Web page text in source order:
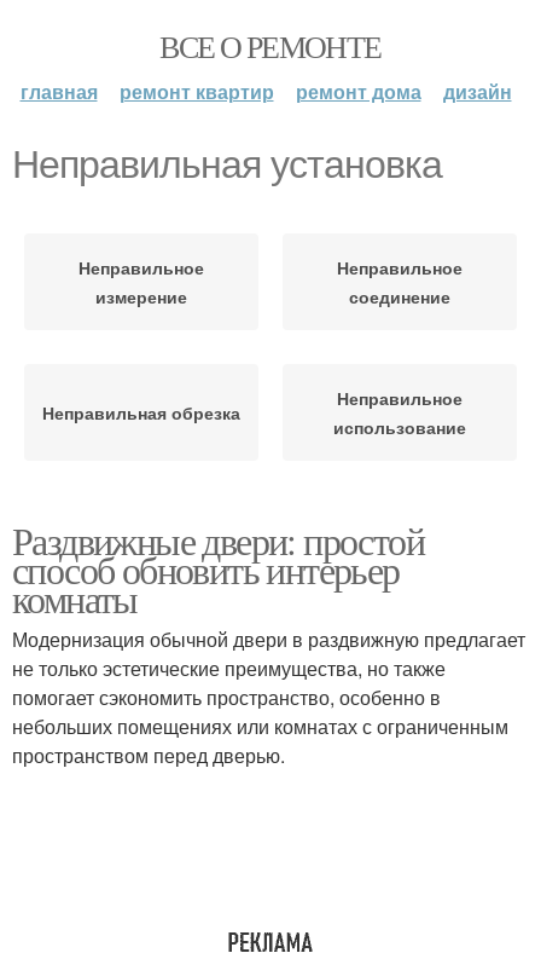
ВСЕ О РЕМОНТЕ
главная ремонт квартир ремонт дома дизайн
Неправильная установка
Неправильное
измерение
Неправильное
соединение
Неправильная обрезка
Неправильное
использование
Раздвижные двери: простой
способ обновить интерьер
комнаты
Модернизация обычной двери в раздвижную предлагает
не только эстетические преимущества, но также
помогает сэкономить пространство, особенно в
небольших помещениях или комнатах с ограниченным
пространством перед дверью.